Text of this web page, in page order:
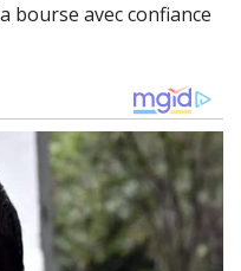
bourse avec confiance